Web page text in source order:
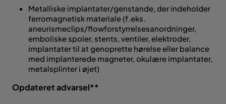
Metalliske implantater/genstande, der indeholder
ferromagnetisk materiale (f.eks.
aneurismeclips/flowforstyrrelsesanordninger,
emboliske spoler, stents, ventiler, elektroder,
implantater til at genoprette hørelse eller balance
med implanterede magneter, okulære implantater,
metalsplinter i øjet)
Opdateret advarsel**